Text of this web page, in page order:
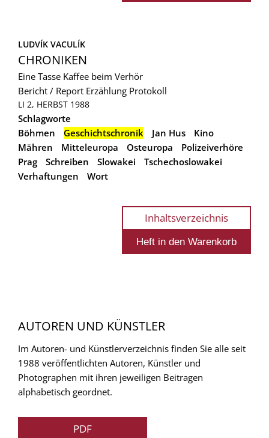
LUDVÍK VACULÍK
CHRONIKEN
Eine Tasse Kaffee beim Verhör
Bericht / Report Erzählung Protokoll
LI 2, HERBST 1988
Schlagworte
Böhmen
Geschichtschronik Jan Hus
Kino
Mähren
Mitteleuropa Osteuropa
Polizeiverhöre
Prag
Schreiben Slowakei
Tschechoslowakei
Verhaftungen
Wort
Inhaltsverzeichnis
AUTOREN UND KÜNSTLER
Im Autoren- und Künstlerverzeichnis finden Sie alle seit
1988 veröffentlichten Autoren, Künstler und
Photographen mit ihren jeweiligen Beitragen
alphabetisch geordnet.
PDF